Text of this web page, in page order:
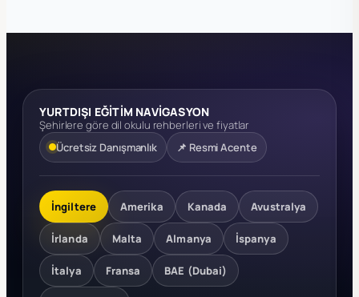
YURTDIŞI EĞİTİM NAVİGASYON
Şehirlere göre dil okulu rehberleri ve fiyatlar
Ücretsiz Danışmanlık
📌 Resmi Acente
İngiltere Amerika Kanada Avustralya
İrlanda Malta Almanya İspanya
İtalya Fransa BAE (Dubai)